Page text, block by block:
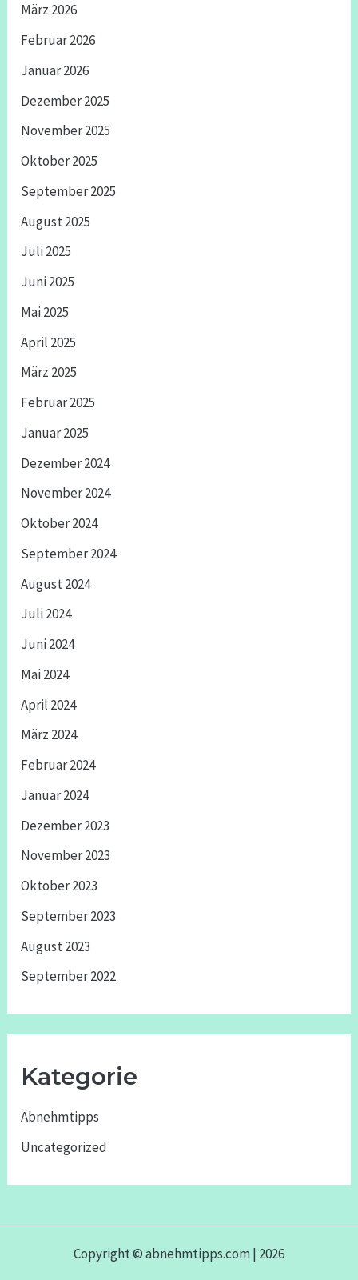
März 2026
Februar 2026
Januar 2026
Dezember 2025
November 2025
Oktober 2025
September 2025
August 2025
Juli 2025
Juni 2025
Mai 2025
April 2025
März 2025
Februar 2025
Januar 2025
Dezember 2024
November 2024
Oktober 2024
September 2024
August 2024
Juli 2024
Juni 2024
Mai 2024
April 2024
März 2024
Februar 2024
Januar 2024
Dezember 2023
November 2023
Oktober 2023
September 2023
August 2023
September 2022
Kategorie
Abnehmtipps
Uncategorized
Copyright © abnehmtipps.com | 2026